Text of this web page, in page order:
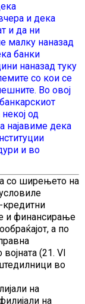
и дека
и да ни
малку наназад
банки
наназад туку
со кои се
Во овој
од
најавиме дека
и во
со ширењето на
и финансирање
а по
(21. VI
во
на
на